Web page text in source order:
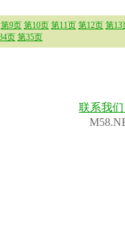
第9页 第10页 第11页 第12页 第13
页 第35页
联系我